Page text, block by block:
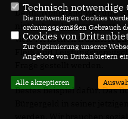
Denn: Wohlstand war und
nicht ohne Anstrengungen
viele Menschen frustriert
Fleiß und
Bestes Beispiel dafür: Das
Technisch notwendige
Die notwendigen Cookies
ordnungsgemäßen Gebrauch
Cookies von
Zur Optimierung unserer
Angebote von Drittanbietern
Alle akzeptieren